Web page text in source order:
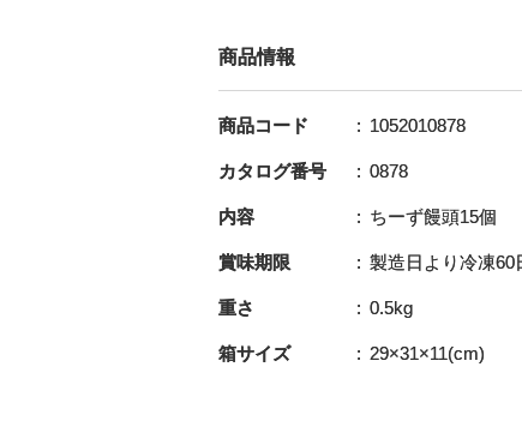
商品情報
商品コード 1052010878
カタログ番号 0878
内容 ちーず饅頭15個
賞味期限 製造日より冷凍60
重さ 0.5kg
箱サイズ 29×31×11(cm)